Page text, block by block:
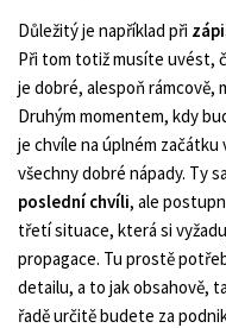
Důležitý je například při
Při tom totiž musíte uvést,
je dobré, alespoň rámcově,
Druhým momentem, kdy
je chvíle na úplném
všechny dobré nápady. Ty
poslední chvíli, ale
třetí situace, která si
propagace. Tu prostě
detailu, a to jak obsahově,
řadě určitě budete za